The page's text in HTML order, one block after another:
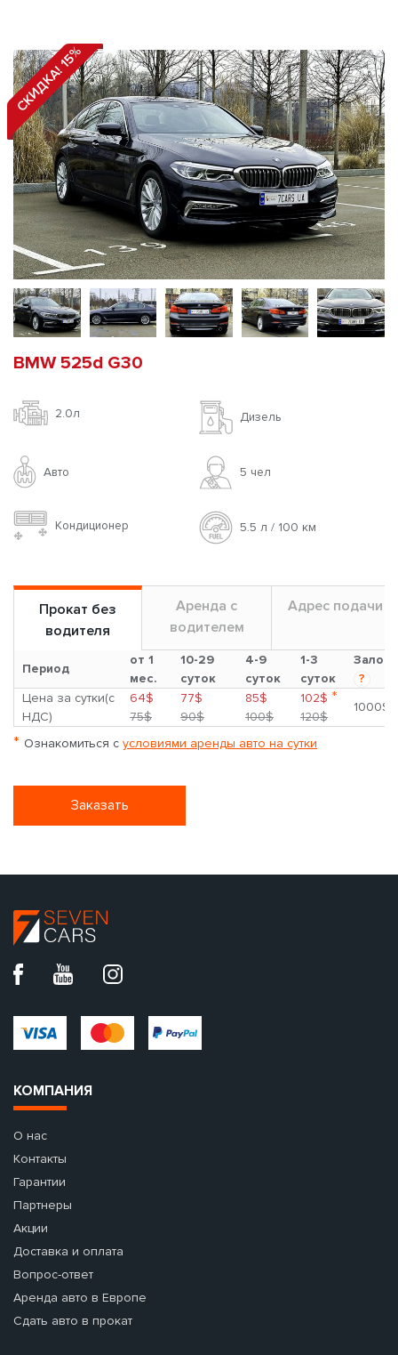
СКИДКА! 15%
BMW 525d G30
2.0л Дизель
Авто 5 чел
Кондиционер 5.5 л / 100 км
Прокат без
водителя
Аренда с
водителем
Адрес подачи
Период
от 1
мес.
10-29
суток
4-9
суток
1-3
суток
Залог
?
Цена за сутки(с
НДС)
64$
75$
77$
90$
85$
100$
102$ *
120$
1000$
* Ознакомиться с условиями аренды авто на сутки
Заказать
КОМПАНИЯ
О нас
Контакты
Гарантии
Партнеры
Акции
Доставка и оплата
Вопрос-ответ
Аренда авто в Европе
Сдать авто в прокат